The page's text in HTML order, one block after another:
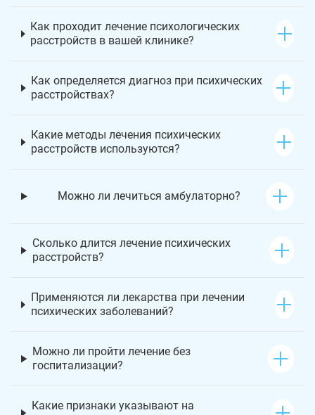
Как проходит лечение психологических
расстройств в вашей клинике?
Как определяется диагноз при психических
расстройствах?
Какие методы лечения психических
расстройств используются?
Можно ли лечиться амбулаторно?
Сколько длится лечение психических
расстройств?
Применяются ли лекарства при лечении
психических заболеваний?
Можно ли пройти лечение без
госпитализации?
Какие признаки указывают на